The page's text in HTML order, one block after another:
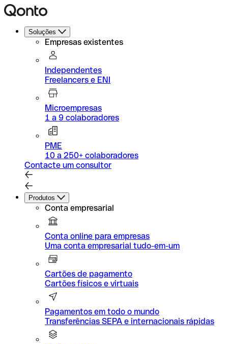
Soluções
Empresas existentes
Independentes
Freelancers e ENI
Microempresas
1 a 9 colaboradores
PME
10 a 250+ colaboradores
Contacte um consultor
Produtos
Conta empresarial
Conta online para empresas
Uma conta empresarial tudo-em-um
Cartões de pagamento
Cartões físicos e virtuais
Pagamentos em todo o mundo
Transferências SEPA e internacionais rápidas